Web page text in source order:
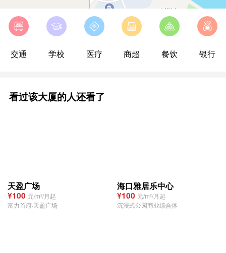
看过该大厦的人还看了
天盈广场
¥100 元/m²/月起
富力首府·天盈广场
海口雅居乐中心
¥100 元/m²/月起
沉浸式公园商业综合体